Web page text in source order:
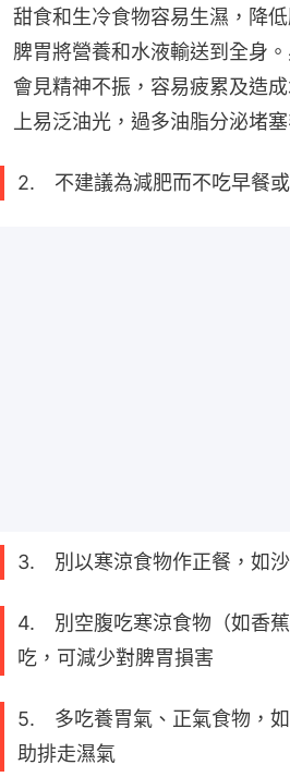
甜食和生冷食物容易生濕，降
脾胃將營養和水液輸送到全身
會見精神不振，容易疲累及造
上易泛油光，過多油脂分泌堵
2. 不建議為減肥而不吃早餐
3. 別以寒涼食物作正餐，如
4. 別空腹吃寒涼食物（如香
吃，可減少對脾胃損害
5. 多吃養胃氣、正氣食物，
助排走濕氣